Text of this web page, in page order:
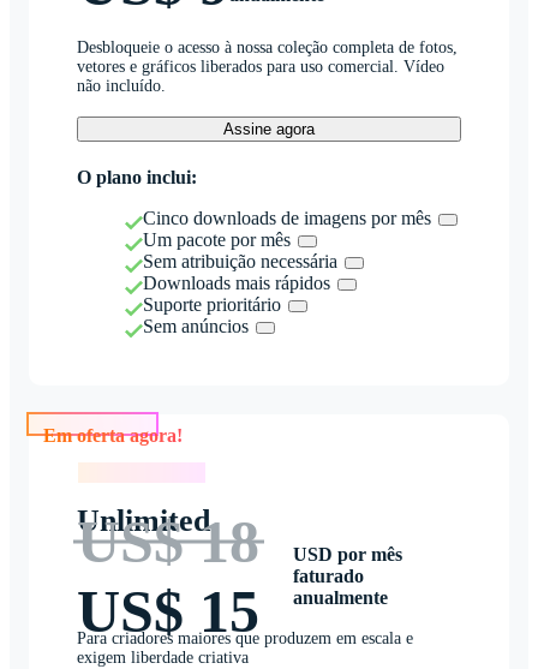
Desbloqueie o acesso à nossa coleção completa de fotos,
vetores e gráficos liberados para uso comercial. Vídeo
não incluído.
Assine agora
O plano inclui:
Cinco downloads de imagens por mês
Um pacote por mês
Sem atribuição necessária
Downloads mais rápidos
Suporte prioritário
Sem anúncios
Unlimited
US$ 18
US$ 15
USD por mês
faturado
anualmente
Para criadores maiores que produzem em escala e
exigem liberdade criativa